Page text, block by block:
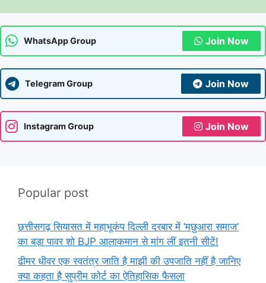
WhatsApp Group Join Now
Telegram Group Join Now
Instagram Group Join Now
Popular post
छत्तीसगढ़ सियासत में महाभूकंप दिल्ली दरबार में ‘मछुआरा समाज’
का बड़ा पावर शो BJP आलाकमान से मांग लीं इतनी सीटें!
ढीमर धीवर एक स्वतंत्र जाति है माझी की उपजाति नहीं है जानिए
क्या कहता है सुप्रीम कोर्ट का ऐतिहासिक फैसला